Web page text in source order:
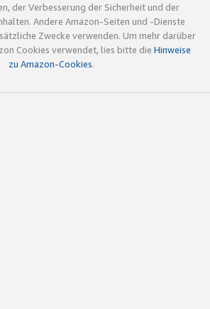
der Verbesserung der Sicherheit und der
Andere Amazon-Seiten und -Dienste
Zwecke verwenden. Um mehr darüber
Cookies verwendet, lies bitte die Hinweise
zu Amazon-Cookies.